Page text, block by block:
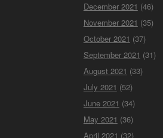
December 2021 (46)
November 2021 (35)
October 2021 (37)
September 2021 (31)
August 2021 (33)
July 2021 (52)
June 2021 (34)
May 2021 (36)
April 2021 (32)